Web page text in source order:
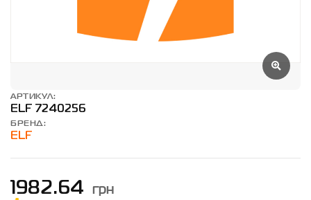
АРТИКУЛ:
ELF 7240256
БРЕНД:
ELF
1982.64 грн